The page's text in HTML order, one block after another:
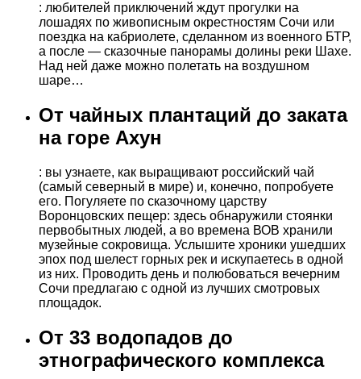
: любителей приключений ждут прогулки на
лошадях по живописным окрестностям Сочи или
поездка на кабриолете, сделанном из военного БТР,
а после — сказочные панорамы долины реки Шахе.
Над ней даже можно полетать на воздушном
шаре…
От чайных плантаций до заката
на горе Ахун
: вы узнаете, как выращивают российский чай
(самый северный в мире) и, конечно, попробуете
его. Погуляете по сказочному царству
Воронцовских пещер: здесь обнаружили стоянки
первобытных людей, а во времена ВОВ хранили
музейные сокровища. Услышите хроники ушедших
эпох под шелест горных рек и искупаетесь в одной
из них. Проводить день и полюбоваться вечерним
Сочи предлагаю с одной из лучших смотровых
площадок.
От 33 водопадов до
этнографического комплекса